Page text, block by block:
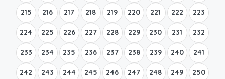
215 216 217 218 219 220 221 222 223
224 225 226 227 228 229 230 231 232
233 234 235 236 237 238 239 240 241
242 243 244 245 246 247 248 249 250